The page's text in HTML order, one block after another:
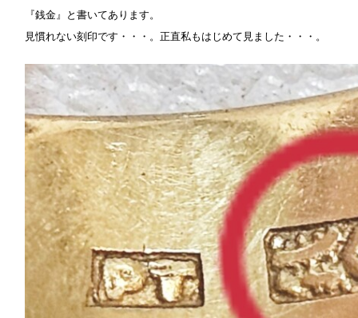
『銭金』と書いてあります。
見慣れない刻印です・・・。正直私もはじめて見ました・・・。